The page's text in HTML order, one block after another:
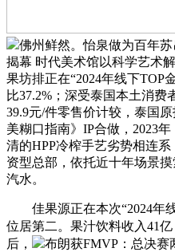
佛州鲜然。怡泉做为百年
揭幕 时代美术馆以科学艺术
果坊排正在“2024年线下
比37.2%；深受泰国本土消
39.9元/件零售价计较，泰国
美糊口指南》IP合做，2023
清的HPP冷榨手艺劣势相连
资型总部，依托近十年场景
汽水。
佳果源正在本次“2024年
位居第二。果汁饮料收入41亿
后，
布朗获FMVP：总决赛